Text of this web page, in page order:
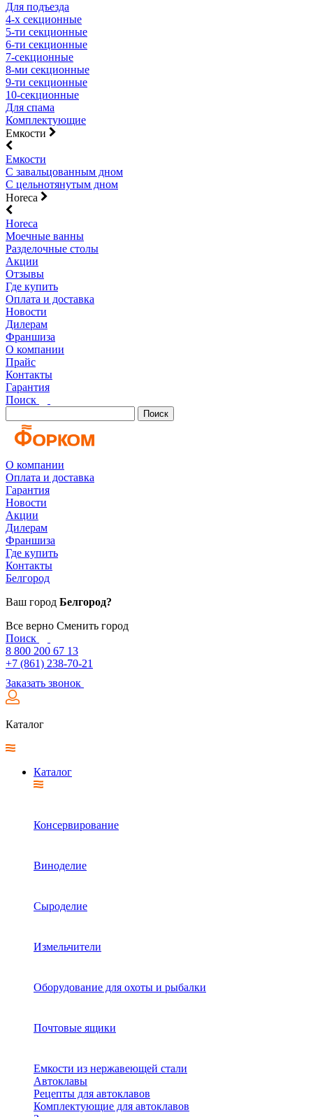
Для подъезда
4-х секционные
5-ти секционные
6-ти секционные
7-секционные
8-ми секционные
9-ти секционные
10-секционные
Для спама
Комплектующие
Емкости
Емкости
С завальцованным дном
С цельнотянутым дном
Horeca
Horeca
Моечные ванны
Разделочные столы
Акции
Отзывы
Где купить
Оплата и доставка
Новости
Дилерам
Франшиза
О компании
Прайс
Контакты
Гарантия
Поиск
Поиск
О компании
Оплата и доставка
Гарантия
Новости
Акции
Дилерам
Франшиза
Где купить
Контакты
Белгород
Ваш город Белгород?
Все верно Сменить город
Поиск
8 800 200 67 13
+7 (861) 238-70-21
Заказать звонок
Каталог
Каталог
Консервирование
Виноделие
Сыроделие
Измельчители
Оборудование для охоты и рыбалки
Почтовые ящики
Емкости из нержавеющей стали
Автоклавы
Рецепты для автоклавов
Комплектующие для автоклавов